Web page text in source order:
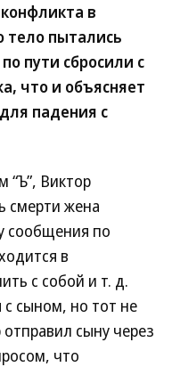
в
тело пытались
пути сбросили с
что и объясняет
падения с
“Ъ”, Виктор
смерти жена
сообщения по
в
с собой и т. д.
сыном, но тот не
сыну через
что